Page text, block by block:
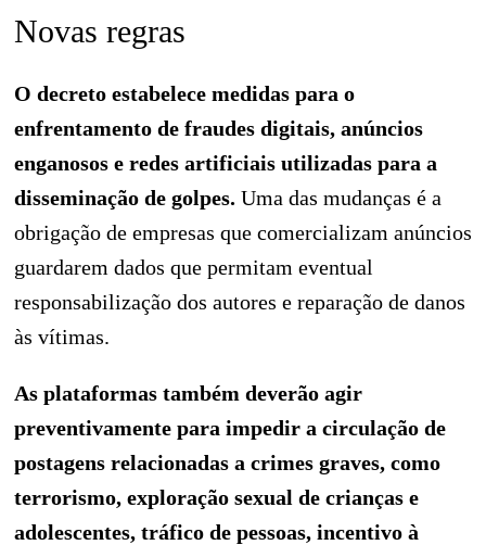
Novas regras
O decreto estabelece medidas para o
enfrentamento de fraudes digitais, anúncios
enganosos e redes artificiais utilizadas para a
disseminação de golpes. Uma das mudanças é a
obrigação de empresas que comercializam anúncios
guardarem dados que permitam eventual
responsabilização dos autores e reparação de danos
às vítimas.
As plataformas também deverão agir
preventivamente para impedir a circulação de
postagens relacionadas a crimes graves, como
terrorismo, exploração sexual de crianças e
adolescentes, tráfico de pessoas, incentivo à